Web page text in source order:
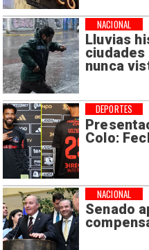
Lluvias
ciudades
nunca
NACIONAL
Colo:
DEPORTES
Senado
NACIONAL